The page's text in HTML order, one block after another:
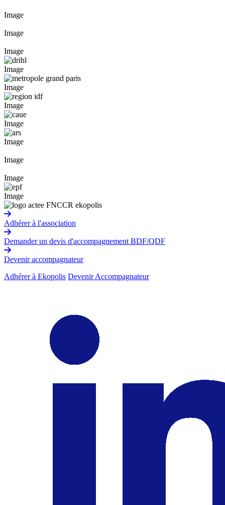
Image
Image
Image
Image
Image
Image
Image
Image
Image
Image
Image
Adhérer à l'association
Demander un devis d'accompagnement BDF/QDF
Devenir accompagnateur
Adhérer à Ekopolis Devenir Accompagnateur